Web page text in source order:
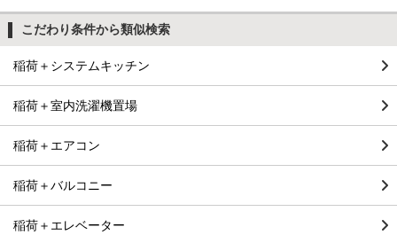
こだわり条件から類似検索
稲荷＋システムキッチン
稲荷＋室内洗濯機置場
稲荷＋エアコン
稲荷＋バルコニー
稲荷＋エレベーター